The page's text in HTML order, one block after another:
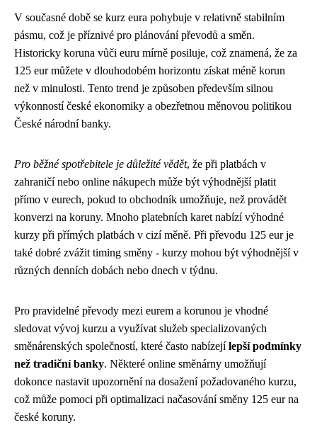
V současné době se kurz eura pohybuje v relativně stabilním
pásmu, což je příznivé pro plánování převodů a směn.
Historicky koruna vůči euru mírně posiluje, což znamená, že za
125 eur můžete v dlouhodobém horizontu získat méně korun
než v minulosti. Tento trend je způsoben především silnou
výkonností české ekonomiky a obezřetnou měnovou politikou
České národní banky.
Pro běžné spotřebitele je důležité vědět, že při platbách v
zahraničí nebo online nákupech může být výhodnější platit
přímo v eurech, pokud to obchodník umožňuje, než provádět
konverzi na koruny. Mnoho platebních karet nabízí výhodné
kurzy při přímých platbách v cizí měně. Při převodu 125 eur je
také dobré zvážit timing směny - kurzy mohou být výhodnější v
různých denních dobách nebo dnech v týdnu.
Pro pravidelné převody mezi eurem a korunou je vhodné
sledovat vývoj kurzu a využívat služeb specializovaných
směnárenských společností, které často nabízejílepší podmínky
než tradiční banky. Některé online směnárny umožňují
dokonce nastavit upozornění na dosažení požadovaného kurzu,
což může pomoci při optimalizaci načasování směny 125 eur na
české koruny.